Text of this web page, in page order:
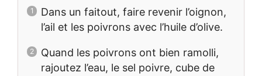
Dans un faitout, faire revenir l’oignon,
l’ail et les poivrons avec l’huile d’olive.
Quand les poivrons ont bien ramolli,
rajoutez l’eau, le sel poivre, cube de